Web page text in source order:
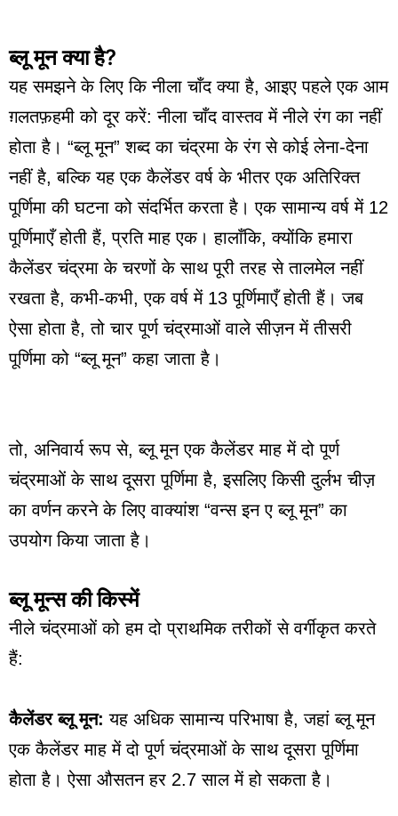
ब्लू मून क्या है?
यह समझने के लिए कि नीला चाँद क्या है, आइए पहले एक आम
ग़लतफ़हमी को दूर करें: नीला चाँद वास्तव में नीले रंग का नहीं
होता है। “ब्लू मून” शब्द का चंद्रमा के रंग से कोई लेना-देना
नहीं है, बल्कि यह एक कैलेंडर वर्ष के भीतर एक अतिरिक्त
पूर्णिमा की घटना को संदर्भित करता है। एक सामान्य वर्ष में 12
पूर्णिमाएँ होती हैं, प्रति माह एक। हालाँकि, क्योंकि हमारा
कैलेंडर चंद्रमा के चरणों के साथ पूरी तरह से तालमेल नहीं
रखता है, कभी-कभी, एक वर्ष में 13 पूर्णिमाएँ होती हैं। जब
ऐसा होता है, तो चार पूर्ण चंद्रमाओं वाले सीज़न में तीसरी
पूर्णिमा को “ब्लू मून” कहा जाता है।
तो, अनिवार्य रूप से, ब्लू मून एक कैलेंडर माह में दो पूर्ण
चंद्रमाओं के साथ दूसरा पूर्णिमा है, इसलिए किसी दुर्लभ चीज़
का वर्णन करने के लिए वाक्यांश “वन्स इन ए ब्लू मून” का
उपयोग किया जाता है।
ब्लू मून्स की किस्में
नीले चंद्रमाओं को हम दो प्राथमिक तरीकों से वर्गीकृत करते
हैं:
कैलेंडर ब्लू मून: यह अधिक सामान्य परिभाषा है, जहां ब्लू मून
एक कैलेंडर माह में दो पूर्ण चंद्रमाओं के साथ दूसरा पूर्णिमा
होता है। ऐसा औसतन हर 2.7 साल में हो सकता है।